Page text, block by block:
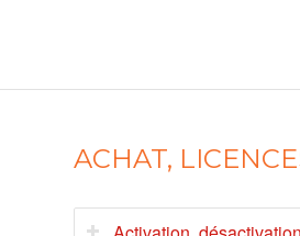
ACHAT,